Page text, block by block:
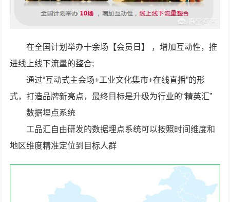
在全国计划举办十余场【会员日】 ，增加互动性，推
进线上线下流量的整合;
通过“互动式主会场+工业文化集市+在线直播”的形
式，打造品牌新亮点，最终目标是升级为行业的“精英汇”
数据埋点系统
工品汇自由研发的数据埋点系统可以按照时间维度和
地区维度精准定位到目标人群